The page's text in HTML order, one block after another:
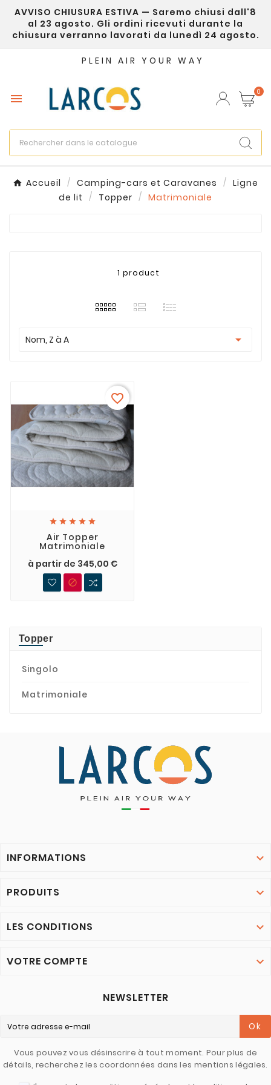
AVVISO CHIUSURA ESTIVA — Saremo chiusi dall'8
al 23 agosto. Gli ordini ricevuti durante la
chiusura verranno lavorati da lunedì 24 agosto.
PLEIN AIR YOUR WAY
 0
Accueil Camping-cars et Caravanes
Ligne
de lit
Topper Matrimoniale
1 product
Nom, Z à A 
    
Air Topper
Matrimoniale
à partir de 345,00 €

favorite_border
Topper
Singolo
Matrimoniale
INFORMATIONS 
PRODUITS 
LES CONDITIONS 
VOTRE COMPTE 
NEWSLETTER
Ok
Vous pouvez vous désinscrire à tout moment. Pour plus de
détails, recherchez les coordonnées dans les mentions légales.
Créer une liste d'envies ×
Nom de la liste d'envies
Annuler Créer une liste d'envies